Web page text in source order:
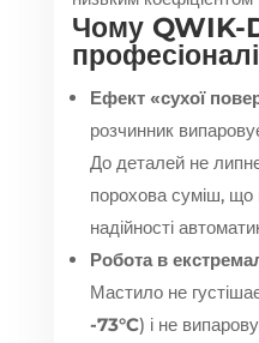
Чому QWIK-
Ефект «сухої
розчинник
До деталей не
порохова суміш,
надійності
Робота в
Мастило не
-73°C) і не